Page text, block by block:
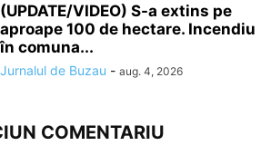
(UPDATE/VIDEO) S-a extins pe
aproape 100 de hectare. Incendiu
în comuna...
Jurnalul de Buzau - aug. 4, 2026
COMENTARIU